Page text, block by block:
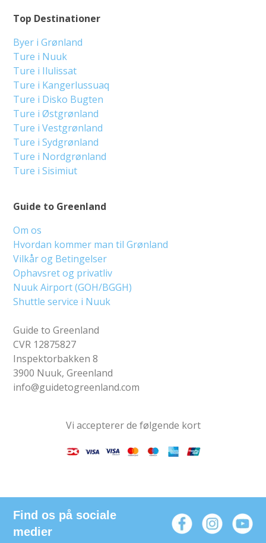
Guide to Greenland
Om os
Hvordan kommer man til Grønland
Vilkår og Betingelser
Ophavsret og privatliv
Nuuk Airport (GOH/BGGH)
Shuttle service i Nuuk
Guide to Greenland
CVR 12875827
Inspektorbakken 8
3900 Nuuk, Greenland
info@guidetogreenland.com
Top Destinationer
Byer i Grønland
Ture i Nuuk
Ture i Ilulissat
Ture i Kangerlussuaq
Ture i Disko Bugten
Ture i Østgrønland
Ture i Vestgrønland
Ture i Sydgrønland
Ture i Nordgrønland
Ture i Sisimiut
Vi accepterer de følgende kort
Find os på sociale
medier